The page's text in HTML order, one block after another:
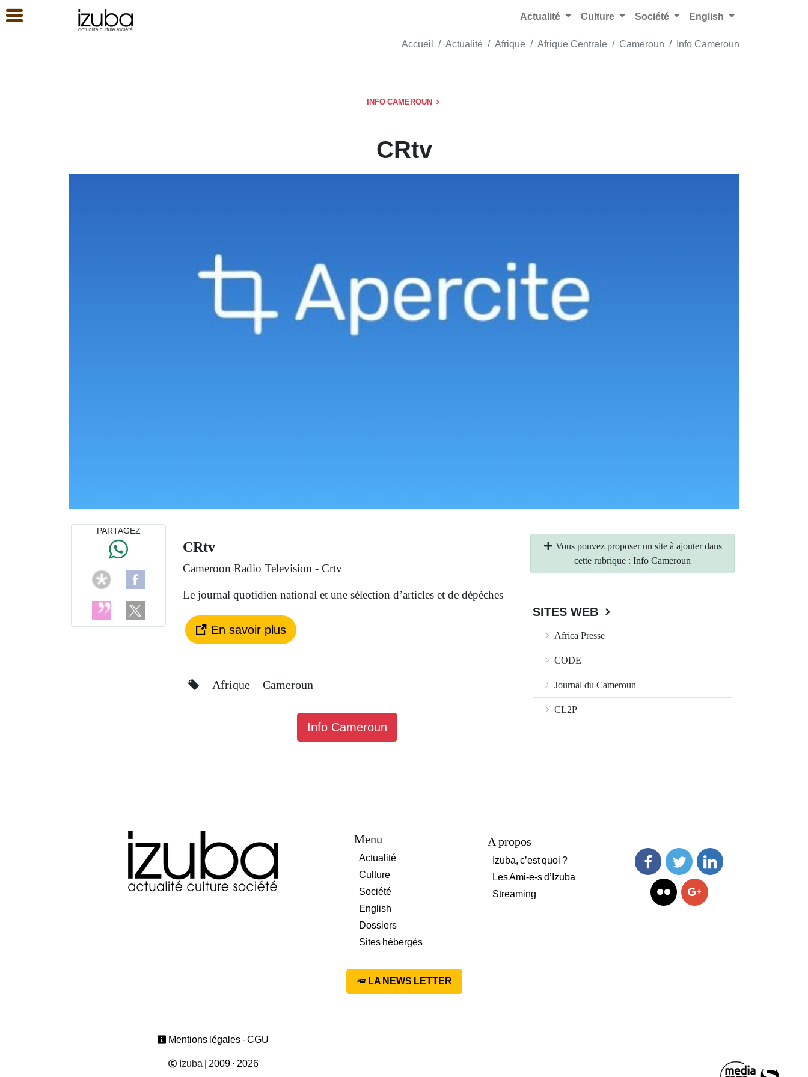
Actualité Culture Société English
Accueil Actualité Afrique Afrique Centrale Cameroun Info Cameroun
INFO CAMEROUN
CRtv
CRtv
Cameroon Radio Television - Crtv
Le journal quotidien national et une sélection d’articles et de dépèches
En savoir plus
Afrique Cameroun
Info Cameroun
PARTAGEZ
Vous pouvez proposer un site à ajouter dans
cette rubrique : Info Cameroun
SITES WEB
Africa Presse
CODE
Journal du Cameroun
CL2P
Menu
Actualité
Culture
Société
English
Dossiers
Sites hébergés
A propos
Izuba, c’est quoi ?
Les Ami-e-s d’Izuba
Streaming
FacebookTwitter
LA NEWS LETTER
Mentions légales - CGU
Izuba | 2009 · 2026